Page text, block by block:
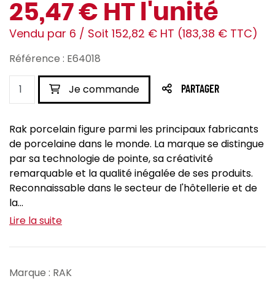
25,47 € HT l'unité
Vendu par 6 / Soit 152,82 € HT (183,38 € TTC)
Référence : E64018
Je commande PARTAGER
Rak porcelain figure parmi les principaux fabricants
de porcelaine dans le monde. La marque se distingue
par sa technologie de pointe, sa créativité
remarquable et la qualité inégalée de ses produits.
Reconnaissable dans le secteur de l'hôtellerie et de
la...
Lire la suite
Marque : RAK